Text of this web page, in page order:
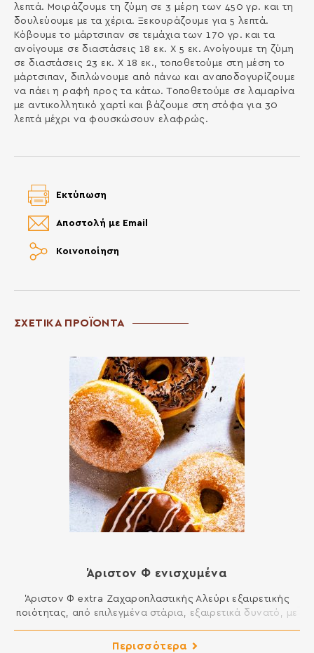
λεπτά. Μοιράζουμε τη ζύμη σε 3 μέρη των 450 γρ. και τη
δουλεύουμε με τα χέρια. Ξεκουράζουμε για 5 λεπτά.
Κόβουμε το μάρτσιπαν σε τεμάχια των 170 γρ. και τα
ανοίγουμε σε διαστάσεις 18 εκ. Χ 5 εκ. Ανοίγουμε τη ζύμη
σε διαστάσεις 23 εκ. Χ 18 εκ., τοποθετούμε στη μέση το
μάρτσιπαν, διπλώνουμε από πάνω και αναποδογυρίζουμε
να πάει η ραφή προς τα κάτω. Τοποθετούμε σε λαμαρίνα
με αντικολλητικό χαρτί και βάζουμε στη στόφα για 30
λεπτά μέχρι να φουσκώσουν ελαφρώς.
Κοινοποίηση
Αποστολή με Email
Εκτύπωση
ΣΧΕΤΙΚΑ ΠΡΟΪΟΝΤΑ
Άριστον Φ ενισχυμένα
Άριστον Φ extra Ζαχαροπλαστικής Αλεύρι εξαιρετικής
ποιότητας, από επιλεγµένα στάρια, εξαιρετικά δυνατό, µε
σφολιατοειδή, µπριός, πανετόνε. Ιδανικό για
Περισσότερα